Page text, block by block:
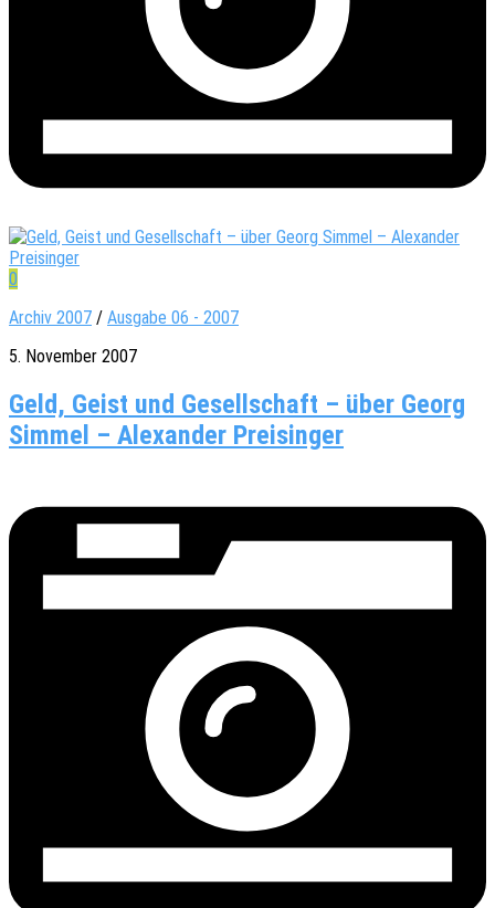
0
Archiv 2007 / Ausgabe 06 - 2007
5. November 2007
Geld, Geist und Gesellschaft – über Georg
Simmel – Alexander Preisinger